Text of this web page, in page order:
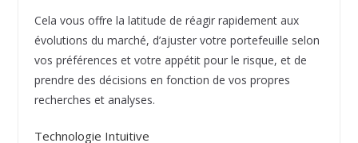
Cela vous offre la latitude de réagir rapidement aux
évolutions du marché, d’ajuster votre portefeuille selon
vos préférences et votre appétit pour le risque, et de
prendre des décisions en fonction de vos propres
recherches et analyses.
Technologie Intuitive